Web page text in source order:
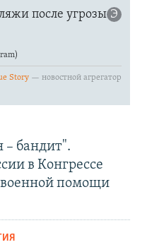
– бандит".
в Конгрессе
помощи